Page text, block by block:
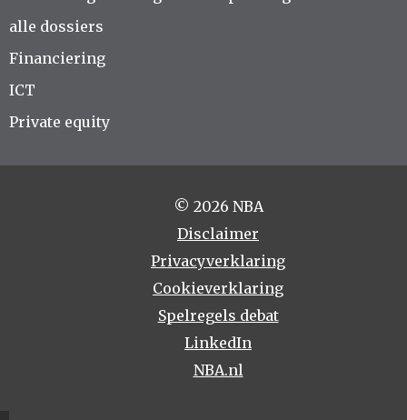
alle dossiers
Financiering
ICT
Private equity
© 2026 NBA
Disclaimer
Privacyverklaring
Cookieverklaring
Spelregels debat
LinkedIn
NBA.nl